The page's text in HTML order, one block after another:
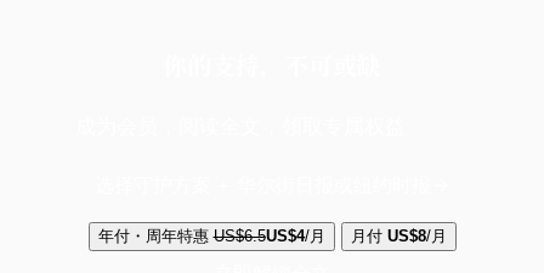
年付・周年特惠 US$6.5US$4/月 月付 US$8/月